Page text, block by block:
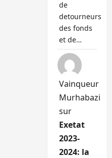
de
detourneurs
des fonds
et de…
Vainqueur
Murhabazi
sur
Exetat
2023-
2024: la